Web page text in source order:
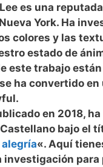
es una
York. Ha
colores y las
estado de
este trabajo
ha convertido
en 2018,
bajo el
«. Aquí
investigación para